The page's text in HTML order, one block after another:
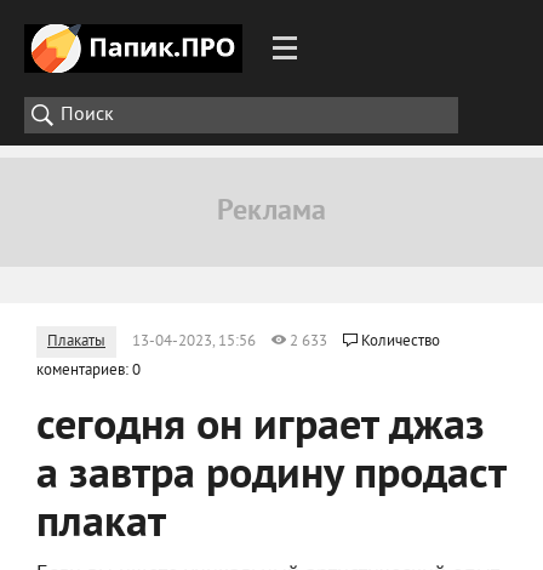
Плакаты 13-04-2023, 15:56 2 633
Количество
коментариев: 0
сегодня он играет джаз
а завтра родину продаст
плакат